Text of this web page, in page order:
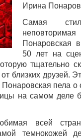
Ирина
Самая
Понаровская
50 лет на
тщательно
близких друзей.
пела о
на самом деле
всей
темнокожей